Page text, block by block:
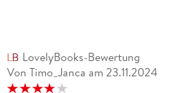
LovelyBooks-Bewertung
Von Timo_Janca am 23.11.2024